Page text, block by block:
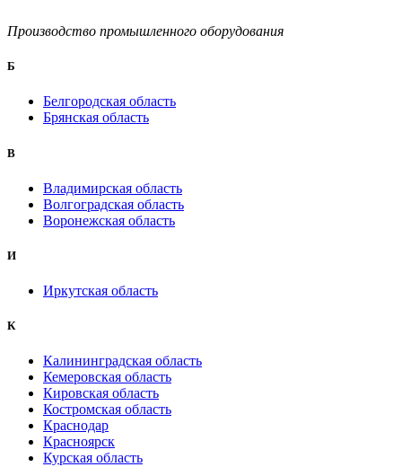
Производство промышленного оборудования
Б
Белгородская область
Брянская область
B
Владимирская область
Волгоградская область
Воронежская область
И
Иркутская область
К
Калининградская область
Кемеровская область
Кировская область
Костромская область
Краснодар
Красноярск
Курская область